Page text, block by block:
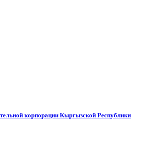
корпорации Кыргызской Республики